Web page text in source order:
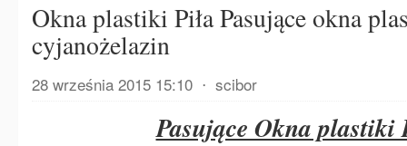
Okna plastiki Piła Pasujące okna
cyjanożelazin
28 września 2015 15:10 ⋅ scibor
Pasujące Okna plastiki